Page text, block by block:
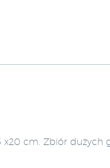
cm. Zbiór dużych